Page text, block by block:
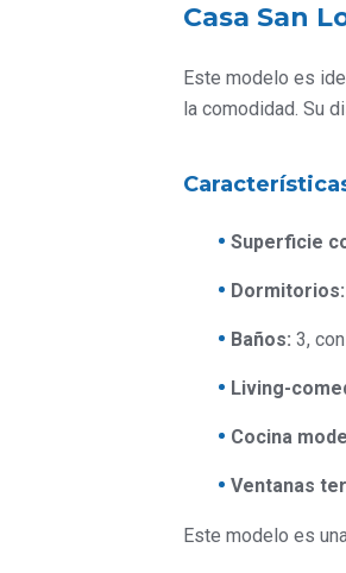
Casa San
Este modelo es
la comodidad. Su
Superficie
Dormitorios:
Baños: 3,
Living-
Cocina
Ventanas
Este modelo es